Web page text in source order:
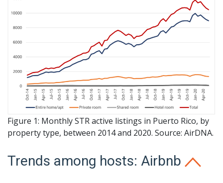
Figure 1: Monthly STR active listings in Puerto Rico, by
property type, between 2014 and 2020. Source: AirDNA.
Trends among hosts: Airbnb